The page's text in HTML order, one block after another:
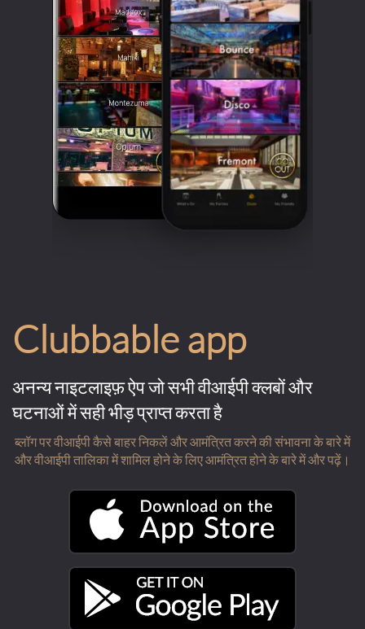
Clubbable app
अनन्य नाइटलाइफ़ ऐप जो सभी वीआईपी क्लबों और
घटनाओं में सही भीड़ प्राप्त करता है
ब्लॉग पर वीआईपी कैसे बाहर निकलें और आमंत्रित करने की संभावना के बारे में
और वीआईपी तालिका में शामिल होने के लिए आमंत्रित होने के बारे में और पढ़ें।